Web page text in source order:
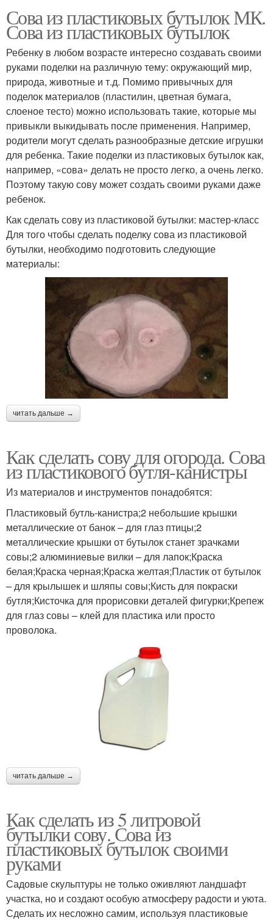
Сова из пластиковых бутылок МК.
Сова из пластиковых бутылок
Ребенку в любом возрасте интересно создавать своими
руками поделки на различную тему: окружающий мир,
природа, животные и т.д. Помимо привычных для
поделок материалов (пластилин, цветная бумага,
слоеное тесто) можно использовать такие, которые мы
привыкли выкидывать после применения. Например,
родители могут сделать разнообразные детские игрушки
для ребенка. Такие поделки из пластиковых бутылок как,
например, «сова» делать не просто легко, а очень легко.
Поэтому такую сову может создать своими руками даже
ребенок.
Как сделать сову из пластиковой бутылки: мастер-класс
Для того чтобы сделать поделку сова из пластиковой
бутылки, необходимо подготовить следующие
материалы:
читать дальше →
Как сделать сову для огорода. Сова
из пластикового бутля-канистры
Из материалов и инструментов понадобятся:
Пластиковый бутль-канистра;2 небольшие крышки
металлические от банок – для глаз птицы;2
металлические крышки от бутылок станет зрачками
совы;2 алюминиевые вилки – для лапок;Краска
белая;Краска черная;Краска желтая;Пластик от бутылок
– для крылышек и шляпы совы;Кисть для покраски
бутля;Кисточка для прорисовки деталей фигурки;Крепеж
для глаз совы – клей для пластика или просто
проволока.
читать дальше →
Как сделать из 5 литровой
бутылки сову. Сова из
пластиковых бутылок своими
руками
Садовые скульптуры не только оживляют ландшафт
участка, но и создают особую атмосферу радости и уюта.
Сделать их несложно самим, используя пластиковые